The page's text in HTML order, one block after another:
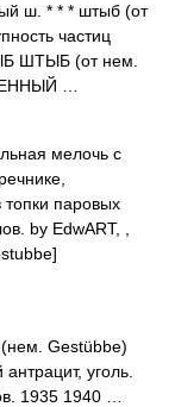
ш. * * * штыб (от
частиц
ШТЫБ (от нем.
…
мелочь с
топки паровых
by EdwART, ,
Gestübbe)
уголь.
1935 1940 …